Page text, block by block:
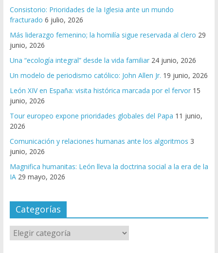
Consistorio: Prioridades de la Iglesia ante un mundo
fracturado 6 julio, 2026
Más liderazgo femenino; la homilía sigue reservada al clero 29
junio, 2026
Una “ecología integral” desde la vida familiar 24 junio, 2026
Un modelo de periodismo católico: John Allen Jr. 19 junio, 2026
León XIV en España: visita histórica marcada por el fervor 15
junio, 2026
Tour europeo expone prioridades globales del Papa 11 junio,
2026
Comunicación y relaciones humanas ante los algoritmos 3
junio, 2026
Magnifica humanitas: León lleva la doctrina social a la era de la
IA 29 mayo, 2026
Categorías